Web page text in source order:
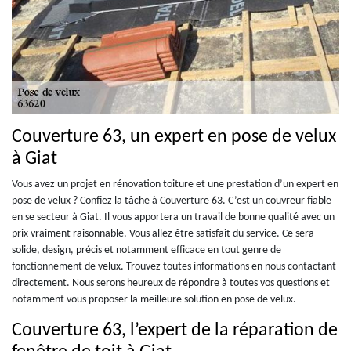
Couverture 63, un expert en pose de velux
à Giat
Vous avez un projet en rénovation toiture et une prestation d’un expert en
pose de velux ? Confiez la tâche à Couverture 63. C’est un couvreur fiable
en se secteur à Giat. Il vous apportera un travail de bonne qualité avec un
prix vraiment raisonnable. Vous allez être satisfait du service. Ce sera
solide, design, précis et notamment efficace en tout genre de
fonctionnement de velux. Trouvez toutes informations en nous contactant
directement. Nous serons heureux de répondre à toutes vos questions et
notamment vous proposer la meilleure solution en pose de velux.
Couverture 63, l’expert de la réparation de